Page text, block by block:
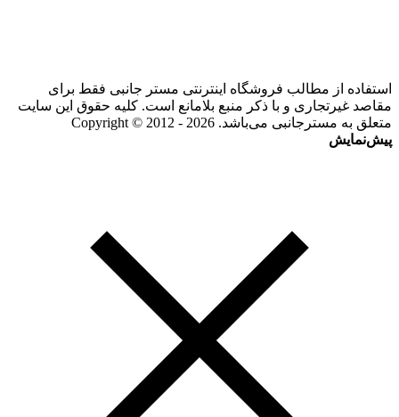
استفاده از مطالب فروشگاه اینترنتی مستر جانبی فقط برای
مقاصد غیرتجاری و با ذکر منبع بلامانع است. کلیه حقوق این سایت
متعلق به مسترجانبی می‌باشد. Copyright © 2012 - 2026
پیش‌نمایش